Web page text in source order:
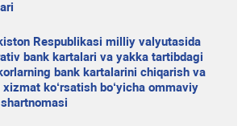
Respublikasi milliy valyutasida
bank kartalari va yakka tartibdagi
bank kartalarini chiqarish va
ko‘rsatish bo‘yicha ommaviy